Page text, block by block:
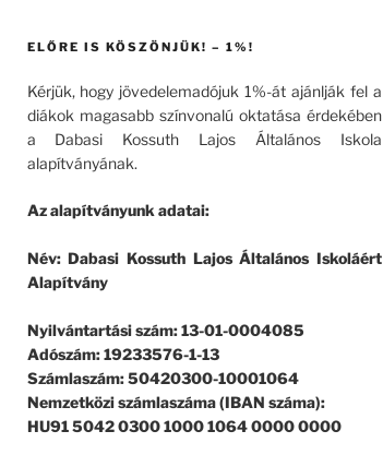
ELŐRE IS KÖSZÖNJÜK! – 1%!
Kérjük, hogy jövedelemadójuk 1%-át ajánlják fel a
diákok magasabb színvonalú oktatása érdekében
a Dabasi Kossuth Lajos Általános Iskola
alapítványának.
Az alapítványunk adatai:
Név: Dabasi Kossuth Lajos Általános Iskoláért
Alapítvány
Nyilvántartási szám: 13-01-0004085
Adószám: 19233576-1-13
Számlaszám: 50420300-10001064
Nemzetközi számlaszáma (IBAN száma):
HU91 5042 0300 1000 1064 0000 0000